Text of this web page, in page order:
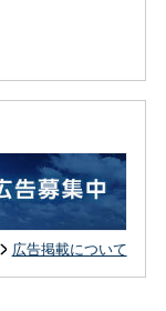
広告掲載について